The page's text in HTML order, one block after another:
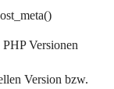
Versionen
Version bzw.